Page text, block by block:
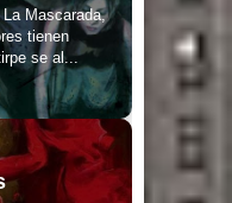
Mascarada,
tienen
se al...